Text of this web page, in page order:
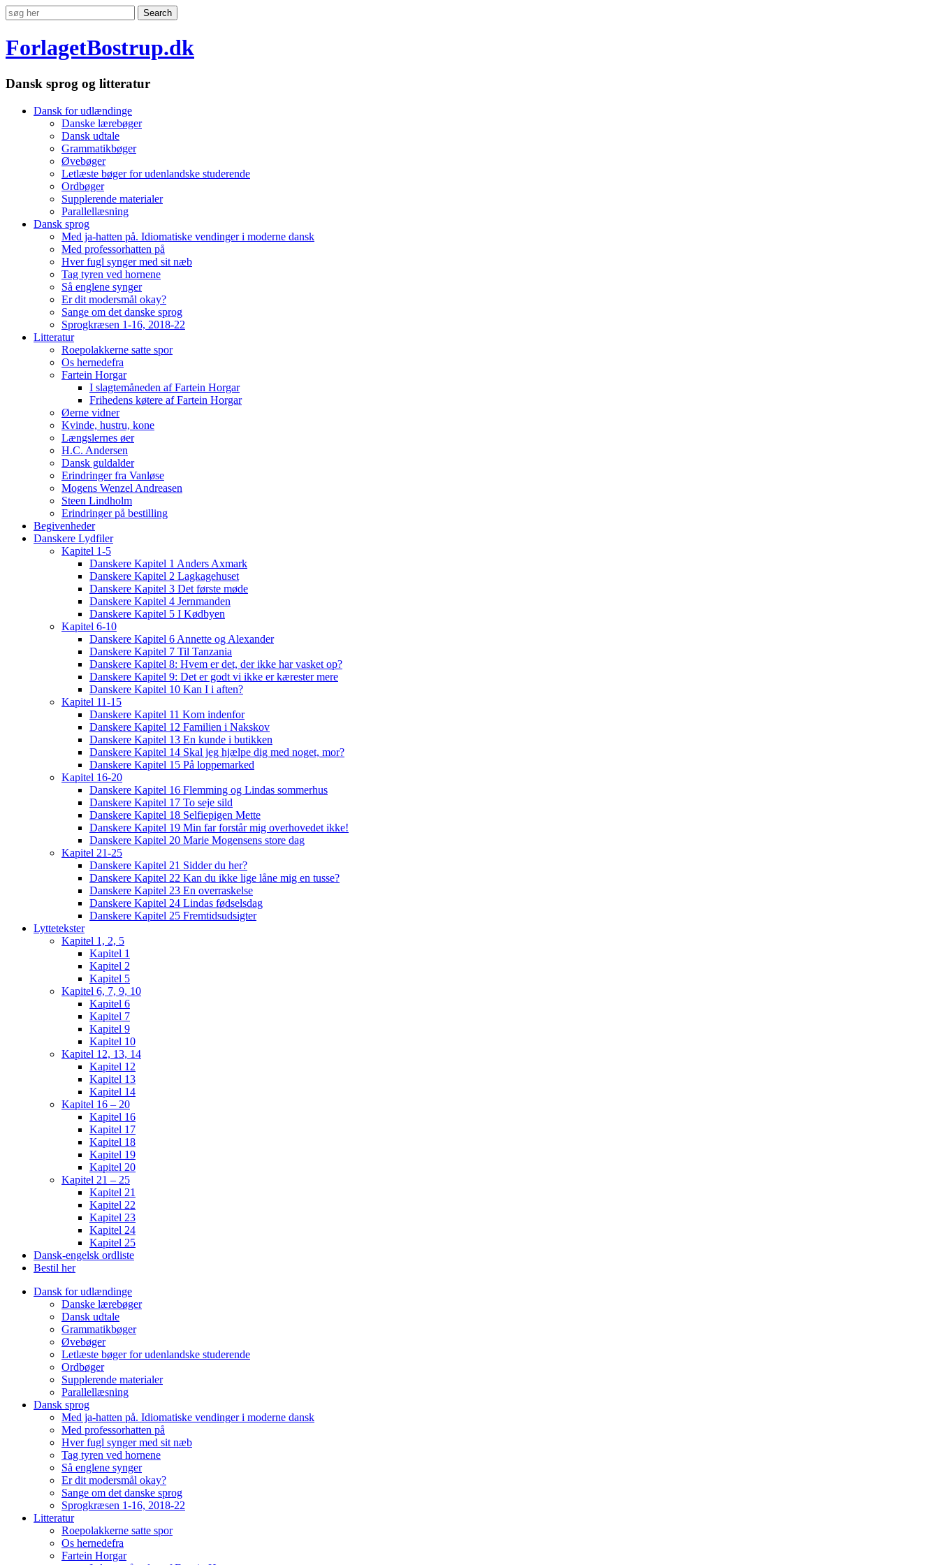
ForlagetBostrup.dk
Dansk sprog og litteratur
Dansk for udlændinge
Danske lærebøger
Dansk udtale
Grammatikbøger
Øvebøger
Letlæste bøger for udenlandske studerende
Ordbøger
Supplerende materialer
Parallellæsning
Dansk sprog
Med ja-hatten på. Idiomatiske vendinger i moderne dansk
Med professorhatten på
Hver fugl synger med sit næb
Tag tyren ved hornene
Så englene synger
Er dit modersmål okay?
Sange om det danske sprog
Sprogkræsen 1-16, 2018-22
Litteratur
Roepolakkerne satte spor
Os hernedefra
Fartein Horgar
I slagtemåneden af Fartein Horgar
Frihedens køtere af Fartein Horgar
Øerne vidner
Kvinde, hustru, kone
Længslernes øer
H.C. Andersen
Dansk guldalder
Erindringer fra Vanløse
Mogens Wenzel Andreasen
Steen Lindholm
Erindringer på bestilling
Begivenheder
Danskere Lydfiler
Kapitel 1-5
Danskere Kapitel 1 Anders Axmark
Danskere Kapitel 2 Lagkagehuset
Danskere Kapitel 3 Det første møde
Danskere Kapitel 4 Jernmanden
Danskere Kapitel 5 I Kødbyen
Kapitel 6-10
Danskere Kapitel 6 Annette og Alexander
Danskere Kapitel 7 Til Tanzania
Danskere Kapitel 8: Hvem er det, der ikke har vasket op?
Danskere Kapitel 9: Det er godt vi ikke er kærester mere
Danskere Kapitel 10 Kan I i aften?
Kapitel 11-15
Danskere Kapitel 11 Kom indenfor
Danskere Kapitel 12 Familien i Nakskov
Danskere Kapitel 13 En kunde i butikken
Danskere Kapitel 14 Skal jeg hjælpe dig med noget, mor?
Danskere Kapitel 15 På loppemarked
Kapitel 16-20
Danskere Kapitel 16 Flemming og Lindas sommerhus
Danskere Kapitel 17 To seje sild
Danskere Kapitel 18 Selfiepigen Mette
Danskere Kapitel 19 Min far forstår mig overhovedet ikke!
Danskere Kapitel 20 Marie Mogensens store dag
Kapitel 21-25
Danskere Kapitel 21 Sidder du her?
Danskere Kapitel 22 Kan du ikke lige låne mig en tusse?
Danskere Kapitel 23 En overraskelse
Danskere Kapitel 24 Lindas fødselsdag
Danskere Kapitel 25 Fremtidsudsigter
Lyttetekster
Kapitel 1, 2, 5
Kapitel 1
Kapitel 2
Kapitel 5
Kapitel 6, 7, 9, 10
Kapitel 6
Kapitel 7
Kapitel 9
Kapitel 10
Kapitel 12, 13, 14
Kapitel 12
Kapitel 13
Kapitel 14
Kapitel 16 – 20
Kapitel 16
Kapitel 17
Kapitel 18
Kapitel 19
Kapitel 20
Kapitel 21 – 25
Kapitel 21
Kapitel 22
Kapitel 23
Kapitel 24
Kapitel 25
Dansk-engelsk ordliste
Bestil her
Dansk for udlændinge
Danske lærebøger
Dansk udtale
Grammatikbøger
Øvebøger
Letlæste bøger for udenlandske studerende
Ordbøger
Supplerende materialer
Parallellæsning
Dansk sprog
Med ja-hatten på. Idiomatiske vendinger i moderne dansk
Med professorhatten på
Hver fugl synger med sit næb
Tag tyren ved hornene
Så englene synger
Er dit modersmål okay?
Sange om det danske sprog
Sprogkræsen 1-16, 2018-22
Litteratur
Roepolakkerne satte spor
Os hernedefra
Fartein Horgar